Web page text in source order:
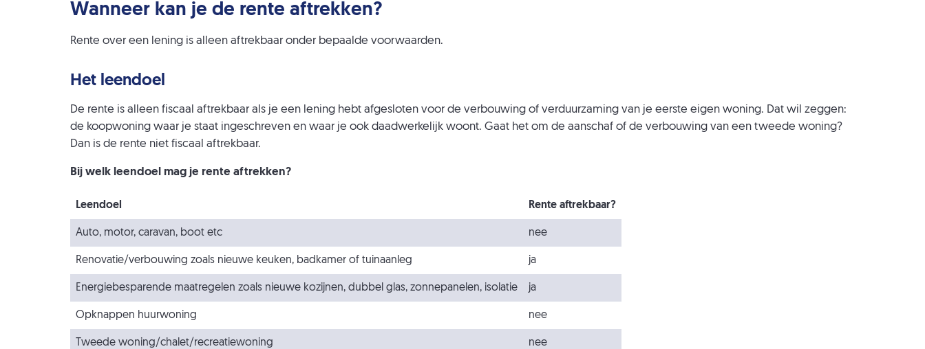
Wanneer kan je de rente aftrekken?
Rente over een lening is alleen aftrekbaar onder bepaalde voorwaarden.
Het leendoel
De rente is alleen fiscaal aftrekbaar als je een lening hebt afgesloten voor de verbouwing of verduurzaming van je eerste eigen woning. Dat wil zeggen:
de koopwoning waar je staat ingeschreven en waar je ook daadwerkelijk woont. Gaat het om de aanschaf of de verbouwing van een tweede woning?
Dan is de rente niet fiscaal aftrekbaar.
Bij welk leendoel mag je rente aftrekken?
Leendoel Rente aftrekbaar?
Auto, motor, caravan, boot etc nee
Renovatie/verbouwing zoals nieuwe keuken, badkamer of tuinaanleg ja
Energiebesparende maatregelen zoals nieuwe kozijnen, dubbel glas, zonnepanelen, isolatie ja
Opknappen huurwoning nee
Tweede woning/chalet/recreatiewoning nee